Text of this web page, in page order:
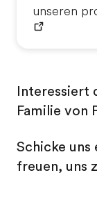
unseren
Interessiert
Familie von
Schicke uns
freuen, uns